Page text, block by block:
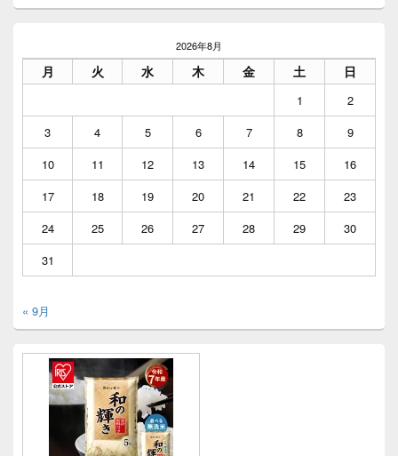
2026年8月
月 火 水 木 金 土 日
1
2
3
4 5 6 7 8
9
10
11 12 13 14 15
16
17
18 19 20 21 22
23
24
25 26 27 28 29
30
31
« 9月